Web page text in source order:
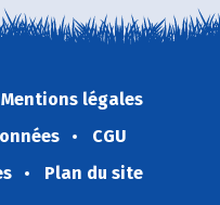
Mentions légales
CGU
Plan du site